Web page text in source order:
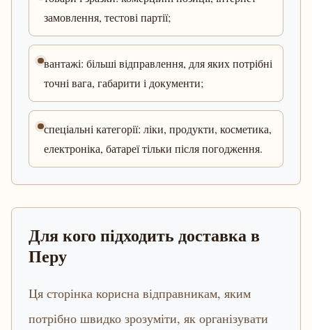
замовлення, тестові партії;
вантажі: більші відправлення, для яких потрібні
точні вага, габарити і документи;
спеціальні категорії: ліки, продукти, косметика,
електроніка, батареї тільки після погодження.
Для кого підходить доставка в
Перу
Ця сторінка корисна відправникам, яким
потрібно швидко зрозуміти, як організувати